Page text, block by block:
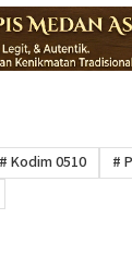
# Kodim 0510 #